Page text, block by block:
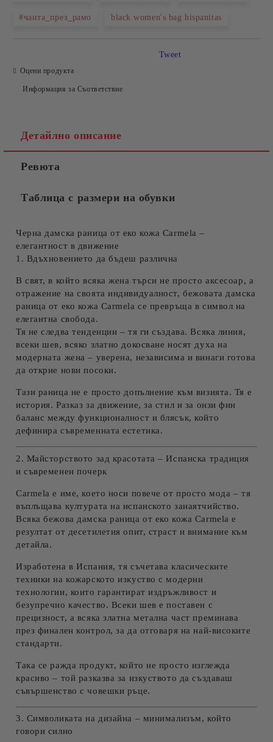
#чанта_през_рамо black women's bag hispanitas
Оцени продукта
Информация за Съответствие
Tweet
Детайлно описание
Ревюта
Таблица с размери на обувки
Черна дамска раница от еко кожа Carmela –
елегантност в движение
1. Вдъхновението да бъдеш различна
В свят, в който всяка жена търси не просто аксесоар, а
отражение на своята индивидуалност,бежовата дамска
раница от еко кожа Carmela се превръща в символ на
елегантна свобода.
Тя не следва тенденции – тя ги създава. Всяка линия,
всеки шев, всяко златно докосване носят духа на
модерната жена – уверена, независима и винаги готова
да открие нови посоки.
Тази раница не е просто допълнение към визията. Тя е
история. Разказ за движение, за стил и за онзи фин
баланс между функционалност и блясък, който
дефинира съвременната естетика.
2. Майсторството зад красотата – Испанска традиция
и съвременен почерк
Carmela е име, което носи повече от просто мода – тя
въплъщава културата на испанското занаятчийство.
Всякабежова дамска раница от еко кожа Carmela е
резултат от десетилетия опит, страст и внимание към
детайла.
Изработена в Испания, тя съчетава класическите
техники на кожарското изкуство с модерни
технологии, които гарантират издръжливост и
безупречно качество. Всеки шев е поставен с
прецизност, а всяка златна метална част преминава
през финален контрол, за да отговаря на най-високите
стандарти.
Така се ражда продукт, който не просто изглежда
красиво – той разказва за изкуството да създаваш
съвършенство с човешки ръце.
3. Символиката на дизайна – минимализъм, който
говори силно